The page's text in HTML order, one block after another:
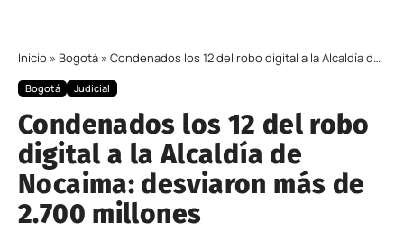
Inicio » Bogotá » Condenados los 12 del robo digital a la Alcaldía de Nocaima: desviaron más de 2.700 millones
Bogotá Judicial
Condenados los 12 del robo
digital a la Alcaldía de
Nocaima: desviaron más de
2.700 millones